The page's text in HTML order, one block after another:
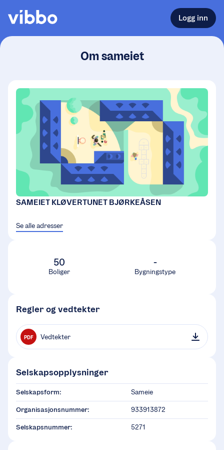
Logg inn
Om sameiet
SAMEIET KLØVERTUNET BJØRKEÅSEN
Se alle adresser
50
Boliger
-
Bygningstype
Regler og vedtekter
PDF Vedtekter
Selskapsopplysninger
Selskapsform: Sameie
Organisasjonsnummer: 933913872
Selskapsnummer: 5271